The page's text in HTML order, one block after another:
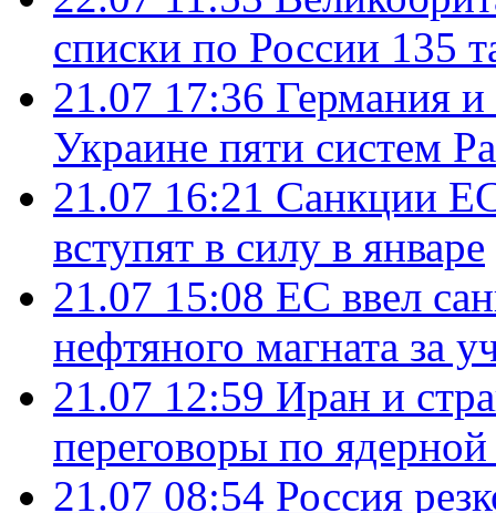
списки по России 135
21.07 17:36 Германия
Украине пяти систем
21.07 16:21 Санкции
вступят в силу в январе
21.07 15:08 ЕС ввел
нефтяного магната за
21.07 12:59 Иран и
переговоры по
21.07 08:54 Россия